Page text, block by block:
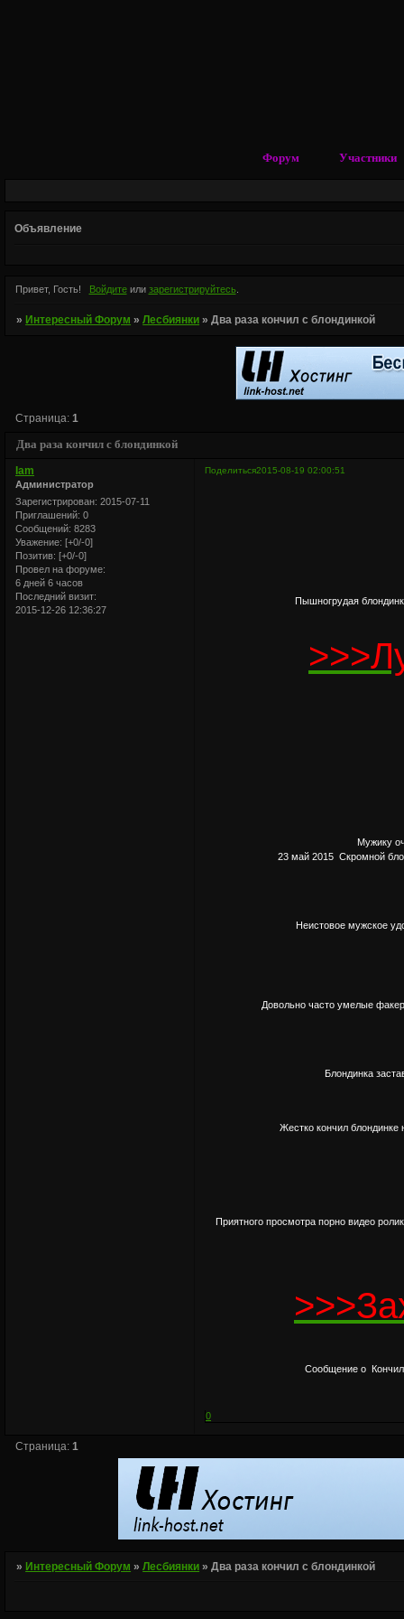
Форум Участники
Объявление
Привет, Гость! Войдитеили зарегистрируйтесь.
» Интересный Форум »Лесбиянки »Два раза кончил с блондинкой
Два раза кончил с блондинкой
Страница:1
Поделиться2015-08-19 02:00:51
Iam
Администратор
Зарегистрирован: 2015-07-11
Приглашений: 0
Сообщений: 8283
Уважение: [+0/-0]
Позитив: [+0/-0]
Провел на форуме:
6 дней 6 часов
Последний визит:
2015-12-26 12:36:27
Пышногрудая
Мужику
23 май 2015 Скромной
Неистовое мужское
Довольно часто умелые
Блондинка
Жестко кончил блондинке
Приятного просмотра порно видео
Сообщение о Кончил
0
Страница: 1
» Интересный Форум »Лесбиянки »Два раза кончил с блондинкой